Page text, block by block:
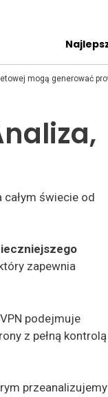
mogą generować
świecie od
zapewnia
podejmuje
z pełną kontrolą
przeanalizujemy